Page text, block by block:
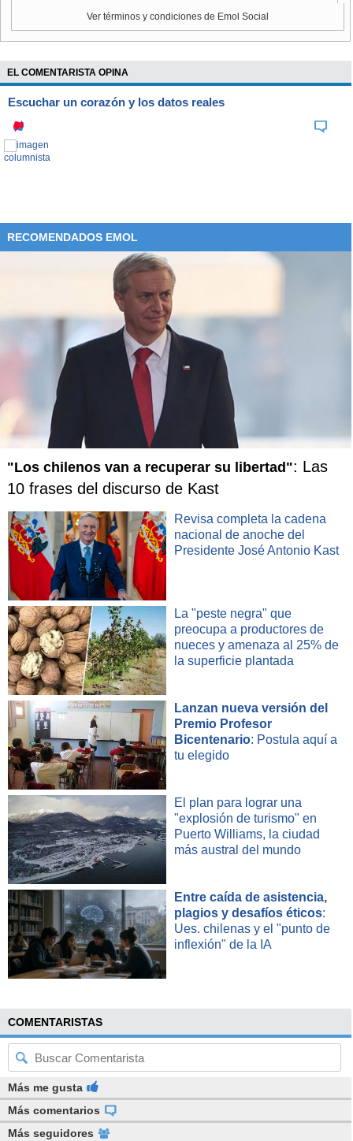
Ver términos y condiciones de Emol Social
EL COMENTARISTA OPINA
Escuchar un corazón y los datos reales
RECOMENDADOS EMOL
"Los chilenos van a recuperar su libertad": Las
10 frases del discurso de Kast
Revisa completa la cadena
nacional de anoche del
Presidente José Antonio Kast
La "peste negra" que
preocupa a productores de
nueces y amenaza al 25% de
la superficie plantada
Lanzan nueva versión del
Premio Profesor
Bicentenario: Postula aquí a
tu elegido
El plan para lograr una
"explosión de turismo" en
Puerto Williams, la ciudad
más austral del mundo
Entre caída de asistencia,
plagios y desafíos éticos:
Ues. chilenas y el "punto de
inflexión" de la IA
COMENTARISTAS
Más me gusta
Más comentarios
Más seguidores